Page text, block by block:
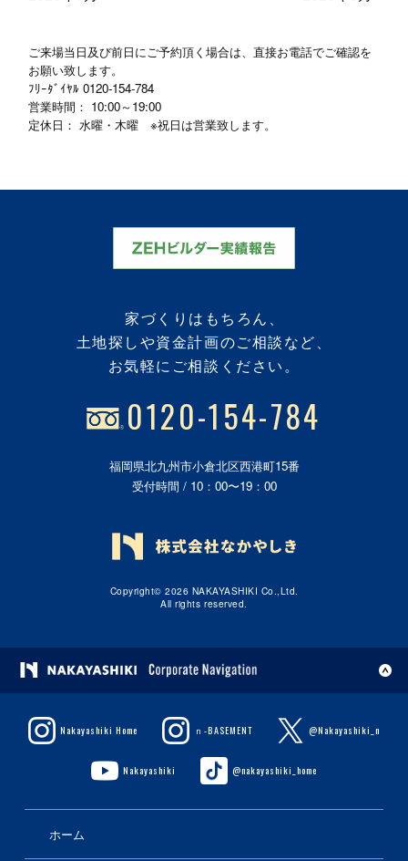
ご来場当日及び前日にご予約頂く場合は、直接お電話でご確認を
お願い致します。
ﾌﾘｰﾀﾞｲﾔﾙ0120-154-784
営業時間： 10:00～19:00
定休日： 水曜・木曜 ※祝日は営業致します。
家づくりはもちろん、
土地探しや資金計画のご相談など、
お気軽にご相談ください。
0120-154-784
福岡県北九州市小倉北区西港町15番
受付時間 / 10：00〜19：00
Copyright© 2026 NAKAYASHIKI Co.,Ltd.
All rights reserved.
Nakayashiki Home ｎ-BASEMENT @Nakayashiki_n
Nakayashiki @nakayashiki_home
ホーム